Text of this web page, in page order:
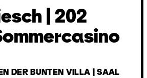
| 202
DER BUNTEN VILLA | SAAL